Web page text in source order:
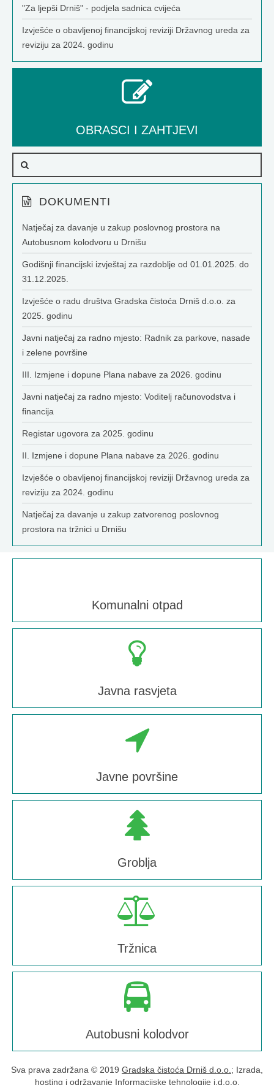
"Za ljepši Drniš" - podjela sadnica cvijeća
Izvješće o obavljenoj financijskoj reviziji Državnog ureda za
reviziju za 2024. godinu
OBRASCI I ZAHTJEVI
DOKUMENTI
Natječaj za davanje u zakup poslovnog prostora na
Autobusnom kolodvoru u Drnišu
Godišnji financijski izvještaj za razdoblje od 01.01.2025. do
31.12.2025.
Izvješće o radu društva Gradska čistoća Drniš d.o.o. za
2025. godinu
Javni natječaj za radno mjesto: Radnik za parkove, nasade
i zelene površine
III. Izmjene i dopune Plana nabave za 2026. godinu
Javni natječaj za radno mjesto: Voditelj računovodstva i
financija
Registar ugovora za 2025. godinu
II. Izmjene i dopune Plana nabave za 2026. godinu
Izvješće o obavljenoj financijskoj reviziji Državnog ureda za
reviziju za 2024. godinu
Natječaj za davanje u zakup zatvorenog poslovnog
prostora na tržnici u Drnišu
Komunalni otpad
Javna rasvjeta
Javne površine
Groblja
Tržnica
Autobusni kolodvor
Sva prava zadržana © 2019 Gradska čistoća Drniš d.o.o. ; Izrada,
hosting i održavanje Informacijske tehnologije j.d.o.o.